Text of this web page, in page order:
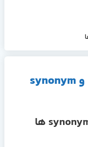
مدیریت sequence ها و synonym